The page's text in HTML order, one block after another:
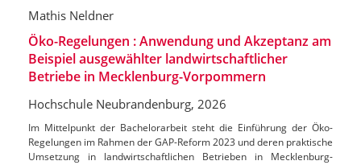
Mathis Neldner
Öko-Regelungen : Anwendung und Akzeptanz am
Beispiel ausgewählter landwirtschaftlicher
Betriebe in Mecklenburg-Vorpommern
Hochschule Neubrandenburg, 2026
Im Mittelpunkt der Bachelorarbeit steht die Einführung der Öko-
Regelungen im Rahmen der GAP-Reform 2023 und deren praktische
Umsetzung in landwirtschaftlichen Betrieben in Mecklenburg-